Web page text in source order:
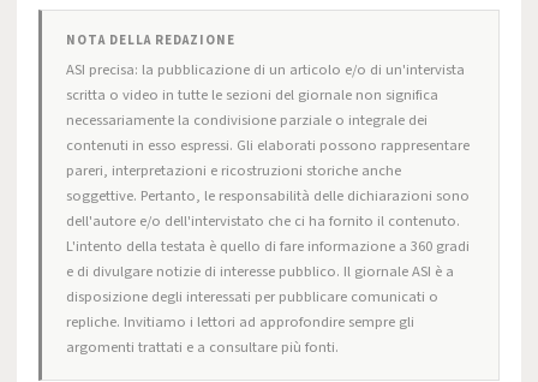
NOTA DELLA REDAZIONE
ASI precisa: la pubblicazione di un articolo e/o di un'intervista
scritta o video in tutte le sezioni del giornale non significa
necessariamente la condivisione parziale o integrale dei
contenuti in esso espressi. Gli elaborati possono rappresentare
pareri, interpretazioni e ricostruzioni storiche anche
soggettive. Pertanto, le responsabilità delle dichiarazioni sono
dell'autore e/o dell'intervistato che ci ha fornito il contenuto.
L'intento della testata è quello di fare informazione a 360 gradi
e di divulgare notizie di interesse pubblico. Il giornale ASI è a
disposizione degli interessati per pubblicare comunicati o
repliche. Invitiamo i lettori ad approfondire sempre gli
argomenti trattati e a consultare più fonti.